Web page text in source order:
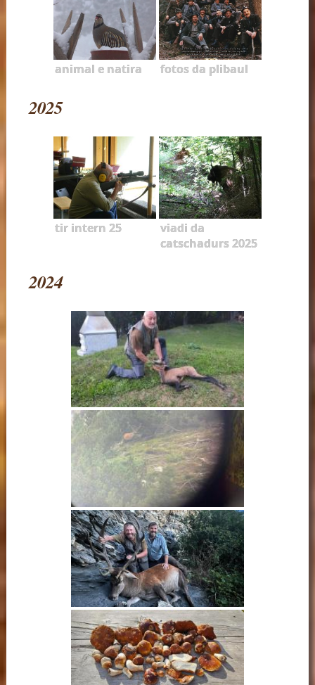
animal e natira fotos da plibaul
2025
tir intern 25
viadi da
catschadurs 2025
2024